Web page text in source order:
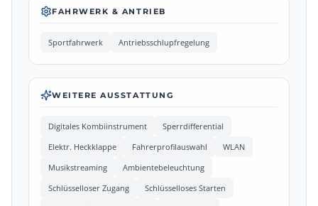
FAHRWERK & ANTRIEB
Sportfahrwerk Antriebsschlupfregelung
WEITERE AUSSTATTUNG
Digitales Kombiinstrument
Sperrdifferential
Elektr. Heckklappe
Fahrerprofilauswahl
WLAN
Musikstreaming
Ambientebeleuchtung
Schlüsselloser Zugang
Schlüsselloses Starten